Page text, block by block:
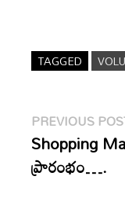
TAGGED
Post
PREVIOUS
Shopping
ప్రారంభం….